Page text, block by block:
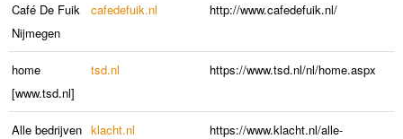
Café De Fuik
Nijmegen
cafedefuik.nl http://www.cafedefuik.nl/
home
[www.tsd.nl]
tsd.nl https://www.tsd.nl/nl/home.aspx
Alle bedrijven klacht.nl
https://www.klacht.nl/alle-